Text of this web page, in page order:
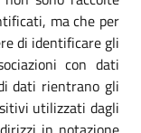
ma che per
di identificare gli
con dati
dati rientrano gli
utilizzati dagli